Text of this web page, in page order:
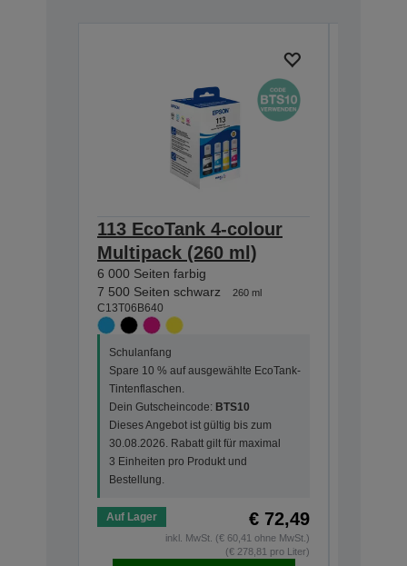
113 EcoTank 4-colour
Multipack (260 ml)
6 000 Seiten farbig
7 500 Seiten schwarz
260 ml
C13T06B640
Schulanfang
Spare 10 % auf ausgewählte EcoTank-
Tintenflaschen.
Dein Gutscheincode: BTS10
Dieses Angebot ist gültig bis zum
30.08.2026. Rabatt gilt für maximal
3 Einheiten pro Produkt und
Bestellung.
Auf Lager € 72,49
inkl. MwSt. (€ 60,41 ohne MwSt.)
(€ 278,81 pro Liter)